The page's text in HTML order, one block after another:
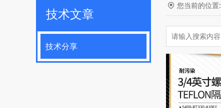
技术文章
技术分享
您当前的位置: